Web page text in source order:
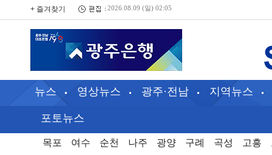
+ 즐겨찾기 2026.08.09 (일) 02:05
뉴스 영상뉴스 광주·전남 지역뉴스
포토뉴스
목포 여수 순천 나주 광양 구례 곡성 고흥